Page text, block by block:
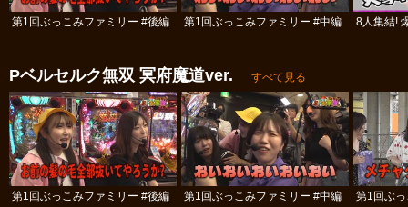
第1回ぶっこみファミリー #後編 第1回ぶっこみファミリー #中編 8人集結!
Pベルセルク無双 冥府魔道ver. すべて見る
第1回ぶっこみファミリー #後編 第1回ぶっこみファミリー #中編 第1回ぶ